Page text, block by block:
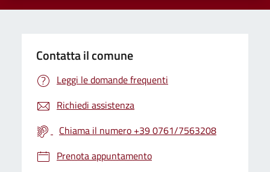
Contatta il comune
Leggi le domande frequenti
Richiedi assistenza
Chiama il numero +39 0761/7563208
Prenota appuntamento